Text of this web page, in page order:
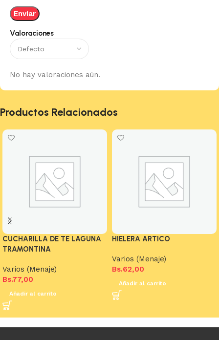
Valoraciones
No hay valoraciones aún.
Productos Relacionados
CUCHARILLA DE TE LAGUNA
TRAMONTINA
Varios (Menaje)
Bs.77,00
Añadir al carrito
HIELERA ARTICO
Varios (Menaje)
Bs.62,00
Añadir al carrito